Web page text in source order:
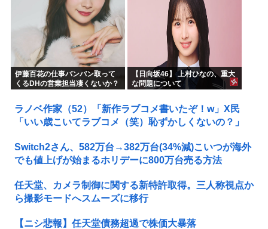
伊藤百花の仕事バンバン取って
くるDHの営業担当凄くないか？
そう！！【AKB48いともも】
【日向坂46】 上村ひなの、重大
な問題について
ラノベ作家（52）「新作ラブコメ書いたぞ！w」X民
「いい歳こいてラブコメ（笑）恥ずかしくないの？」
Switch2さん、582万台→382万台(34%減)こいつが海外
でも値上げが始まるホリデーに800万台売る方法
任天堂、カメラ制御に関する新特許取得。三人称視点か
ら撮影モードへスムーズに移行
【ニシ悲報】任天堂債務超過で株価大暴落